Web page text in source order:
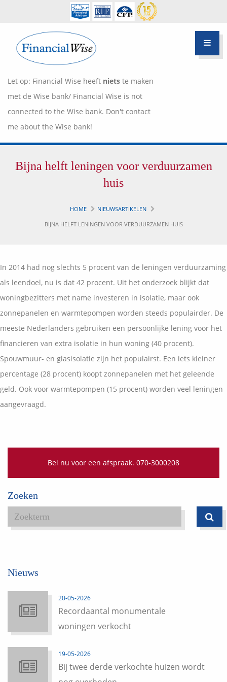
Let op: Financial Wise heeft niets te maken
met de Wise bank/ Financial Wise is not
connected to the Wise bank. Don't contact
me about the Wise bank!
Over Pietie Jeelof
Garanties
Samenwerkende partners
Expats services
Onderhoudsabonnementen
Klanten over
Blog
Hypotheek Advies
Life style planning
Bijna helft leningen voor verduurzamen
huis
HOME
NIEUWSARTIKELEN
BIJNA HELFT LENINGEN VOOR VERDUURZAMEN HUIS
In 2014 had nog slechts 5 procent van de leningen verduurzaming
als leendoel, nu is dat 42 procent. Uit het onderzoek blijkt dat
woningbezitters met name investeren in isolatie, maar ook
zonnepanelen en warmtepompen worden steeds populairder. De
meeste Nederlanders gebruiken een persoonlijke lening voor het
financieren van extra isolatie in hun woning (40 procent).
Spouwmuur- en glasisolatie zijn het populairst. Een iets kleiner
percentage (28 procent) koopt zonnepanelen met het geleende
geld. Ook voor warmtepompen (15 procent) worden veel leningen
aangevraagd.
Bel nu voor een afspraak. 070-3000208
Zoeken
Nieuws
20-05-2026
Recordaantal monumentale
woningen verkocht
19-05-2026
Bij twee derde verkochte huizen wordt